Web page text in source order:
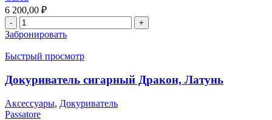
6 200,00 ₽
Забронировать
Быстрый просмотр
Докуриватель сигарный Дракон, Латунь
Аксессуары, Докуриватель
Passatore